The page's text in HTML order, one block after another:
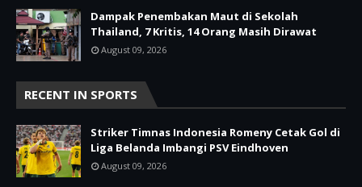
Dampak Penembakan Maut di Sekolah
Thailand, 7 Kritis, 14 Orang Masih Dirawat
August 09, 2026
RECENT IN SPORTS
Striker Timnas Indonesia Romeny Cetak Gol di
Liga Belanda Imbangi PSV Eindhoven
August 09, 2026